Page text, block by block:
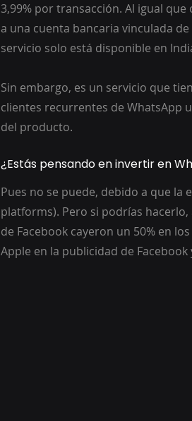
3,99% por transacción. Al igual
a una cuenta bancaria vinculada
servicio solo está disponible en
Sin embargo, es un servicio que
clientes recurrentes de WhatsApp
del producto.
¿Estás pensando en invertir en
Pues no se puede, debido a que la
platforms). Pero si podrías hacerlo,
de Facebook cayeron un 50% en
Apple en la publicidad de